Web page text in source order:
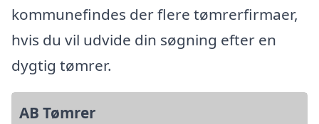
kommunefindes der flere tømrerfirmaer,
hvis du vil udvide din søgning efter en
dygtig tømrer.
AB Tømrer